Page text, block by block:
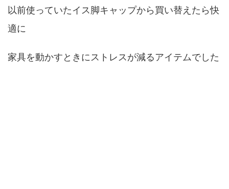
以前使っていたイス脚キャップから買い替えたら快
適に
家具を動かすときにストレスが減るアイテムでした